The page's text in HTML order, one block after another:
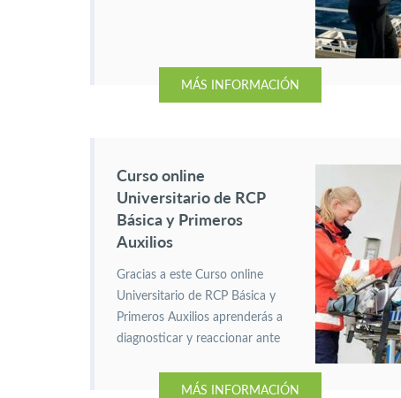
MÁS INFORMACIÓN
Curso online
Universitario de RCP
Básica y Primeros
Auxilios
Gracias a este Curso online
Universitario de RCP Básica y
Primeros Auxilios aprenderás a
diagnosticar y reaccionar ante
y conocerás distintas técnicas
MÁS INFORMACIÓN